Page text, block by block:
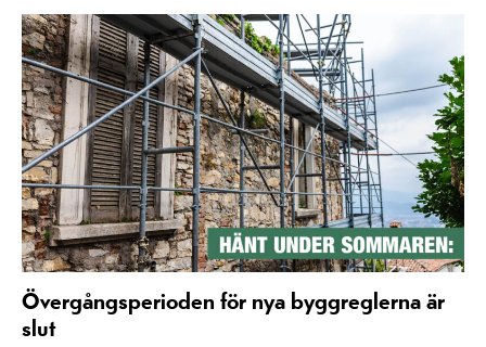
Övergångsperioden för nya byggreglerna är
slut